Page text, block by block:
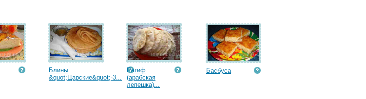
Блины
&quot;Царские&quot;-3...
Рагиф
(арабская
лепешка)...
Басбуса